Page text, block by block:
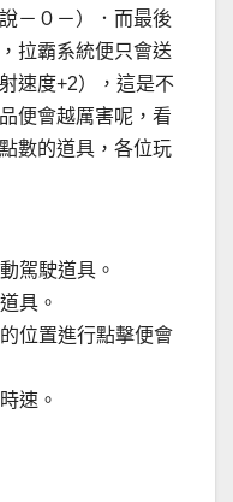
－０－）．而最後
拉霸系統便只會送
速度+2），這是不
便會越厲害呢，看
數的道具，各位玩
駕駛道具。
具。
位置進行點擊便會
速。